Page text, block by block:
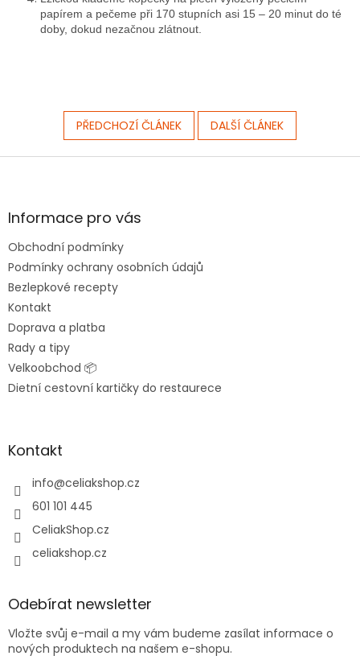
papírem a pečeme při 170 stupních asi 15 – 20 minut do té
doby, dokud nezačnou zlátnout.
PŘEDCHOZÍ ČLÁNEK DALŠÍ ČLÁNEK
Z
aInformace pro vás
Obchodní podmínky
Podmínky ochrany osobních údajů
Bezlepkové recepty
Kontakt
Doprava a platba
Rady a tipy
Velkoobchod 📦
Dietní cestovní kartičky do restaurece
Kontakt
info@celiakshop.cz
601 101 445
CeliakShop.cz
celiakshop.cz
Odebírat newsletter
Vložte svůj e-mail a my vám budeme zasílat informace o
nových produktech na našem e-shopu.